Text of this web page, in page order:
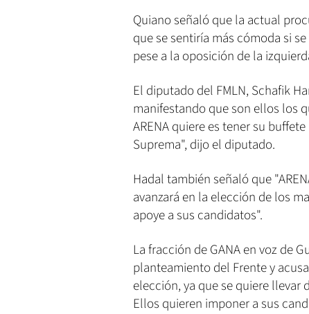
Quiano señaló que la actual
que se sentiría más cómoda si
pese a la oposición de la
El diputado del FMLN, Schafik
manifestando que son ellos los
ARENA quiere es tener su
Suprema", dijo el diputado.
Hadal también señaló que
avanzará en la elección de los
apoye a sus candidatos".
La fracción de GANA en voz de
planteamiento del Frente y
elección, ya que se quiere
Ellos quieren imponer a sus